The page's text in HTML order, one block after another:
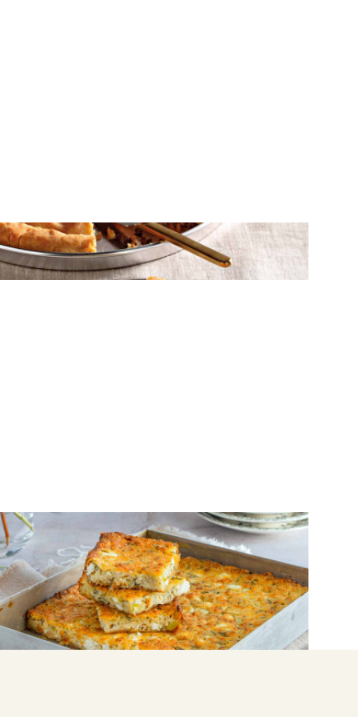
Πρασόπιτα με κιμά και ξηρούς καρπούς
σε σπιτικό φύλλο
ΠΙΤΕΣ
Εύκολη κρεμμυδόπιτα με ανάμεικτα
τυριά
ΠΙΤΕΣ